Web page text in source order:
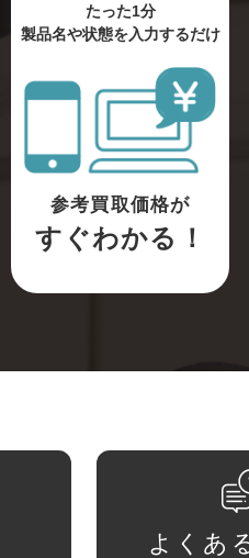
たった1分
製品名や状態を入力するだけ
参考買取価格が
すぐわかる！
よくあ